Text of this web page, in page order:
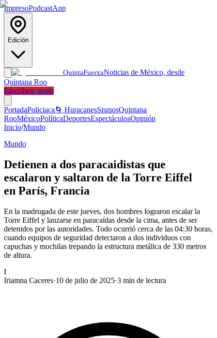
ImpresoPodcastApp
Edición
QuintaFuerzaNoticias de México, desde
Quintana Roo
Suscríbete gratis
PortadaPoliciaca 🌀 HuracanesSismosQuintana
RooMéxicoPolíticaDeportesEspectáculosOpinión
Inicio/Mundo
Mundo
Detienen a dos paracaidistas que
escalaron y saltaron de la Torre Eiffel
en París, Francia
En la madrugada de este jueves, dos hombres lograron escalar la
Torre Eiffel y lanzarse en paracaídas desde la cima, antes de ser
detenidos por las autoridades. Todo ocurrió cerca de las 04:30 horas,
cuando equipos de seguridad detectaron a dos individuos con
capuchas y mochilas trepando la estructura metálica de 330 metros
de altura.
I
Iriamna Caceres·10 de julio de 2025·3 min de lectura